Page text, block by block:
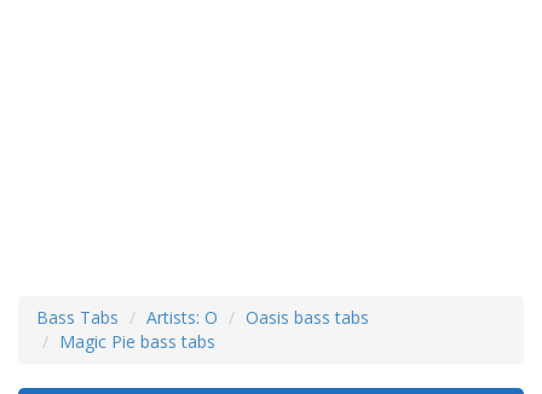
Bass Tabs Artists: O
Oasis bass tabs
Magic Pie bass tabs